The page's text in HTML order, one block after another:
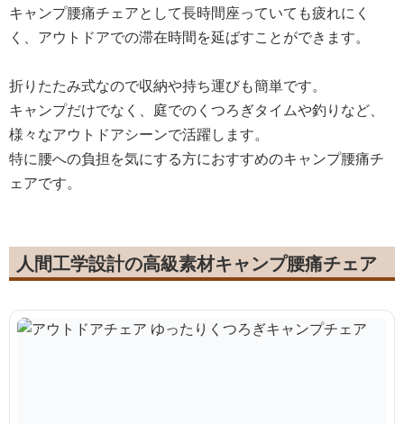
キャンプ腰痛チェアとして長時間座っていても疲れにく
く、アウトドアでの滞在時間を延ばすことができます。
折りたたみ式なので収納や持ち運びも簡単です。
キャンプだけでなく、庭でのくつろぎタイムや釣りなど、
様々なアウトドアシーンで活躍します。
特に腰への負担を気にする方におすすめのキャンプ腰痛チ
ェアです。
人間工学設計の高級素材キャンプ腰痛チェア